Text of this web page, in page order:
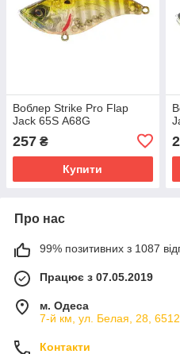
Воблер Strike Pro Flap
Jack 65S А68G
257 ₴
Купити
Про нас
99% позитивних з 1087
Працює з 07.05.2019
м. Одеса
7-й км, ул. Белая, 28,
Контакти